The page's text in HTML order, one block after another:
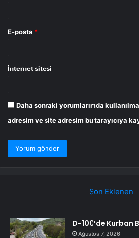
E-posta *
İnternet sitesi
Daha sonraki yorumlarımda
adresim ve site adresim bu tarayıcıya
Son Eklenen
D-100’de Kurban
Ağustos 7, 2026